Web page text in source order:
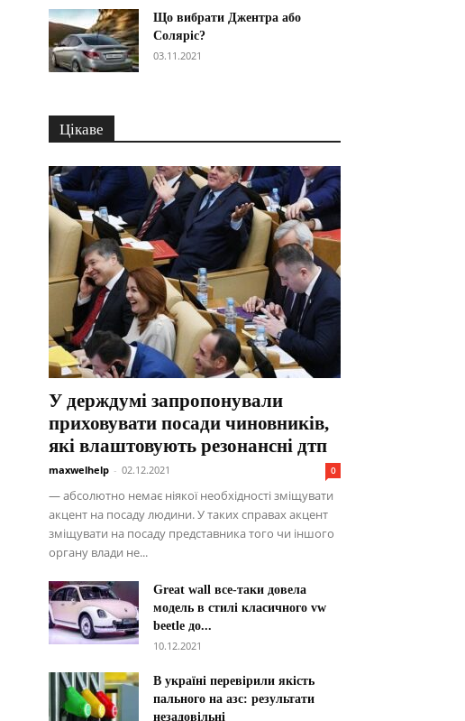
Що вибрати Джентра або
Соляріс?
03.11.2021
Цікаве
У держдумі запропонували
приховувати посади чиновників,
які влаштовують резонансні дтп
maxwelhelp - 02.12.2021 0
— абсолютно немає ніякої необхідності зміщувати
акцент на посаду людини. У таких справах акцент
зміщувати на посаду представника того чи іншого
органу влади не...
Great wall все-таки довела
модель в стилі класичного vw
beetle до...
10.12.2021
В україні перевірили якість
пального на азс: результати
незадовільні